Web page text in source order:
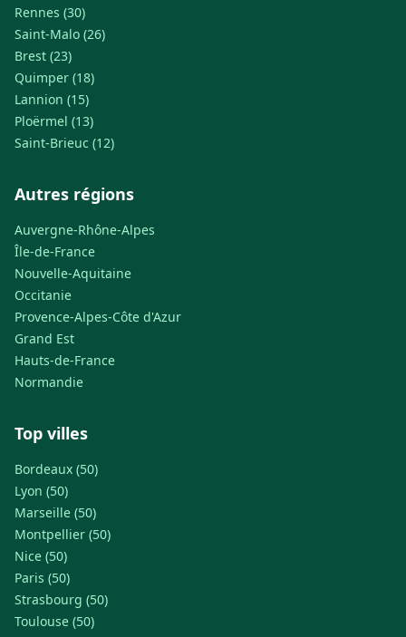
Rennes (30)
Saint-Malo (26)
Brest (23)
Quimper (18)
Lannion (15)
Ploërmel (13)
Saint-Brieuc (12)
Autres régions
Auvergne-Rhône-Alpes
Île-de-France
Nouvelle-Aquitaine
Occitanie
Provence-Alpes-Côte d'Azur
Grand Est
Hauts-de-France
Normandie
Top villes
Bordeaux (50)
Lyon (50)
Marseille (50)
Montpellier (50)
Nice (50)
Paris (50)
Strasbourg (50)
Toulouse (50)